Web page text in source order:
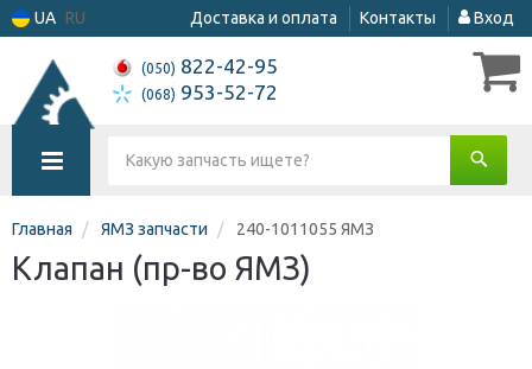
UA RU Доставка и оплата Контакты Вход
(050) 822-42-95
(068) 953-52-72
Главная ЯМЗ запчасти 240-1011055 ЯМЗ
Клапан (пр-во ЯМЗ)